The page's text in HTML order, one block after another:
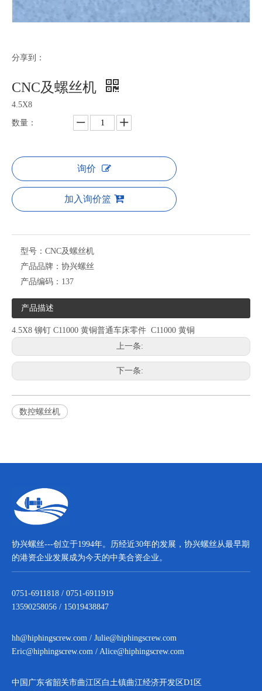
分享到：
CNC及螺丝机
4.5X8
数量：
询价
加入询价篮
型号： CNC及螺丝机
产品品牌： 协兴螺丝
产品编码： 137
产品描述
4.5X8 铆钉 C11000 黄铜普通车床零件 C11000 黄铜
上一条:
下一条:
数控螺丝机
协兴螺丝---创立于1994年。历经近30年的发展，协兴螺丝从最早期
的港资企业发展成为今天的中美合资企业。
0751-6911818 / 0751-6911919
13590258056 / 15019438847
hh@hiphingscrew.com / Julie@hiphingscrew.com
Eric@hiphingscrew.com / Alice@hiphingscrew.com
中国广东省韶关市曲江区白土镇曲江经济开发区D1区